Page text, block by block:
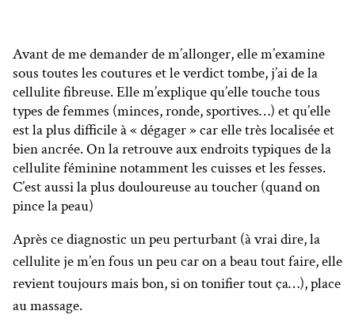
Avant de me demander de m’allonger, elle m’examine
sous toutes les coutures et le verdict tombe, j’ai de la
cellulite fibreuse. Elle m’explique qu’elle touche tous
types de femmes (minces, ronde, sportives…) et qu’elle
est la plus difficile à « dégager » car elle très localisée et
bien ancrée. On la retrouve aux endroits typiques de la
cellulite féminine notamment les cuisses et les fesses.
C’est aussi la plus douloureuse au toucher (quand on
pince la peau)
Après ce diagnostic un peu perturbant (à vrai dire, la
cellulite je m’en fous un peu car on a beau tout faire, elle
revient toujours mais bon, si on tonifier tout ça…), place
au massage.